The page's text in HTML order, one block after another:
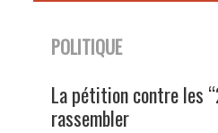
POLITIQUE
La pétition contre les
rassembler